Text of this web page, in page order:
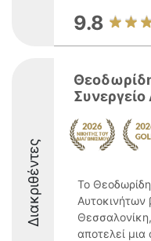
9.8
Διακριθέντες
Το
Αυτοκινήτων
αποτελεί μια